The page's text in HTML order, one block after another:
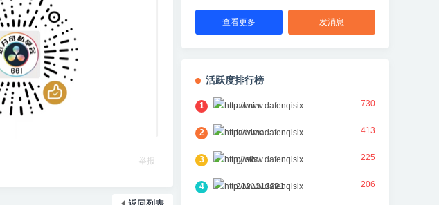
举报
查看更多 发消息
活跃度排行榜
1 admin 730
2 toddma 413
3 gjlsfls 225
4 2121212221 206